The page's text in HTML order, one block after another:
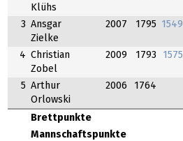
Brettpunkte
Mannschaftspunkte
Klühs
3 Ansgar
Zielke
2007 1795 1549
4 Christian
Zobel
2009 1793 1575
5 Arthur
Orlowski
2006 1764